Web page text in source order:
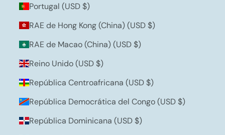
Portugal (USD $)
RAE de Hong Kong (China) (USD $)
RAE de Macao (China) (USD $)
Reino Unido (USD $)
República Centroafricana (USD $)
República Democrática del Congo (USD $)
República Dominicana (USD $)